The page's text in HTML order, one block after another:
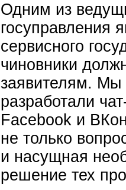
Одним из
госуправления
сервисного
чиновники
заявителям. Мы
разработали
Facebook и
не только
и насущная
решение тех